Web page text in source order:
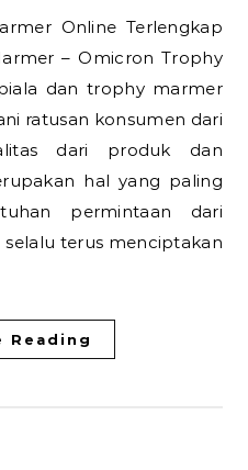
– Omicron Trophy
dan trophy marmer
ratusan konsumen dari
dari produk dan
hal yang paling
permintaan dari
terus menciptakan
Reading